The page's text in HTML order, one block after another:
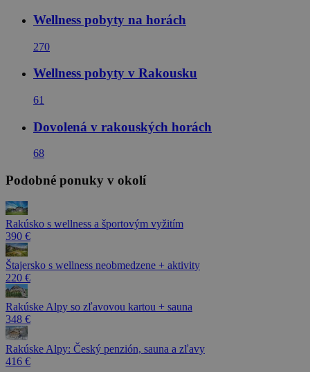
Wellness pobyty na horách
270
Wellness pobyty v Rakousku
61
Dovolená v rakouských horách
68
Podobné ponuky v okolí
Rakúsko s wellness a športovým vyžitím
390 €
Štajersko s wellness neobmedzene + aktivity
220 €
Rakúske Alpy so zľavovou kartou + sauna
348 €
Rakúske Alpy: Český penzión, sauna a zľavy
416 €